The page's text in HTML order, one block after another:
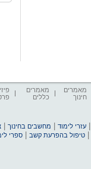
מאמרים
חינוך
מאמרים
כללים
עזרי לימוד מחשבים בחינוך |
|טיפול בהפרעת קשב |ספרי